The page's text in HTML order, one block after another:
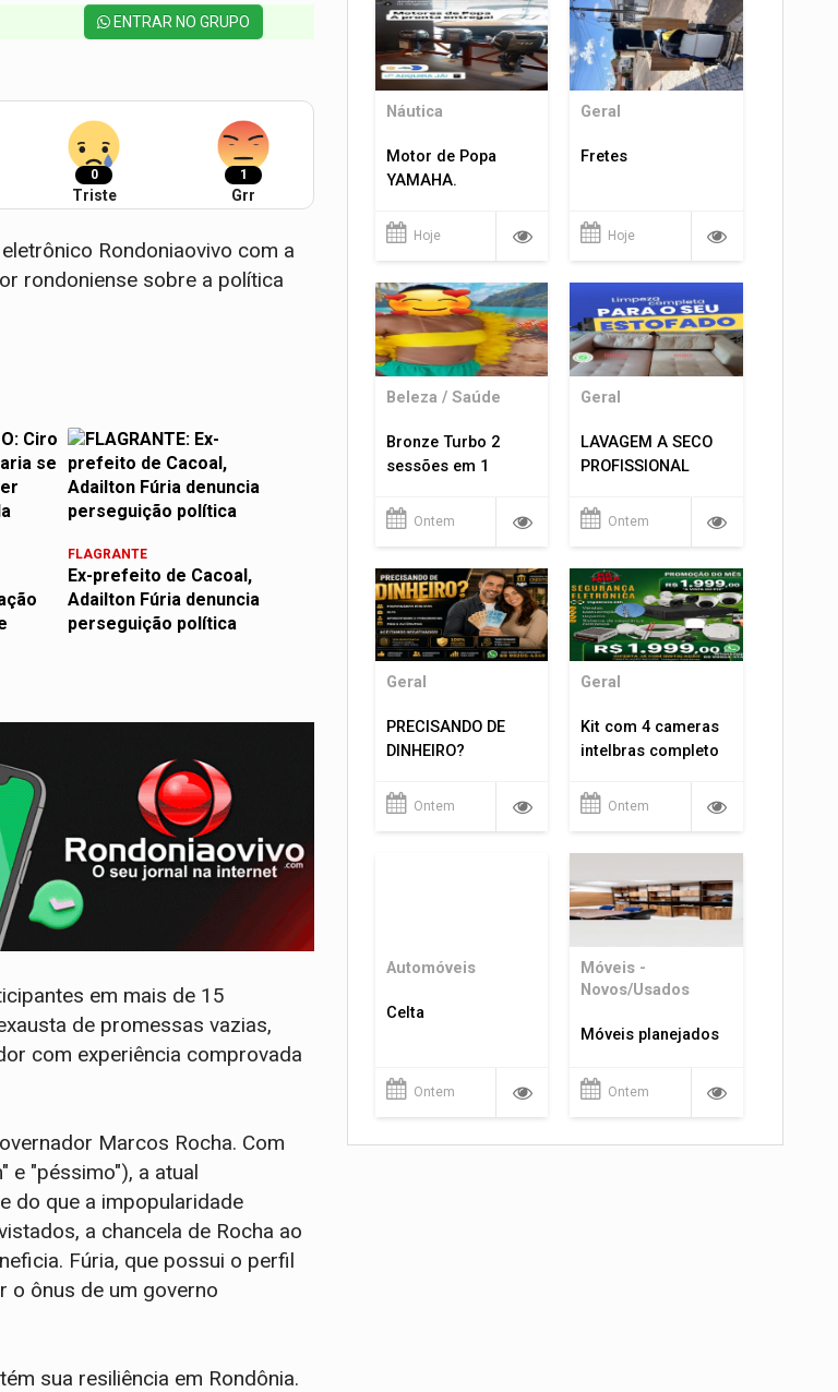
ENTRAR NO GRUPO
0
Triste
1
Grr
Rondoniaovivo com a
rondoniense sobre a política
FLAGRANTE
Ex-prefeito de Cacoal,
Adailton Fúria denuncia
perseguição política
em mais de 15
de promessas vazias,
com experiência comprovada
Marcos Rocha. Com
e "péssimo"), a atual
do que a impopularidade
a chancela de Rocha ao
Fúria, que possui o perfil
o ônus de um governo
sua resiliência em Rondônia.
Náutica
Motor de Popa
YAMAHA.
Hoje
Geral
Fretes
Hoje
Beleza / Saúde
Bronze Turbo 2
sessões em 1
Ontem
Geral
LAVAGEM A SECO
PROFISSIONAL
Ontem
Geral
PRECISANDO DE
DINHEIRO?
Ontem
Geral
Kit com 4 cameras
intelbras completo
Ontem
Automóveis
Celta
Ontem
Móveis -
Novos/Usados
Móveis planejados
Ontem